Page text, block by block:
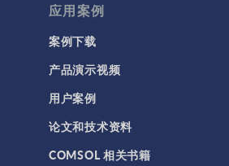
带电粒子追踪
波动光学
等离子体物理
科学新闻
结构 & 声学
MEMS & 压电器件
应用案例
案例下载
产品演示视频
用户案例
论文和技术资料
COMSOL 相关书籍